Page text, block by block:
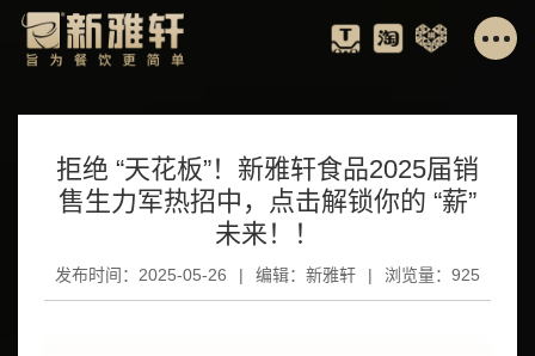
拒绝 “天花板”！新雅轩食品2025届销
售生力军热招中，点击解锁你的 “薪”
未来！！
发布时间：2025-05-26 | 编辑：新雅轩 | 浏览量：925